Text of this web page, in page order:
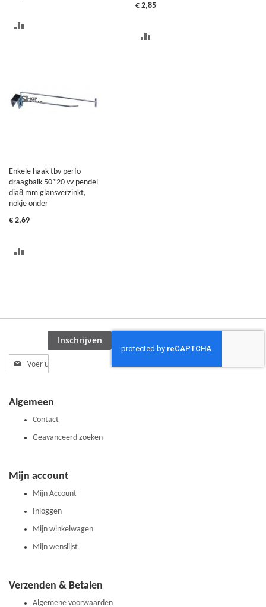
€ 2,85
Enkele haak tbv perfo
draagbalk 50*20 vv pendel
dia8 mm glansverzinkt,
nokje onder
€ 2,69
Abonneer
u
nieuwsbrief
Inschrijven
Algemeen
Contact
Geavanceerd zoeken
Mijn account
Mijn Account
Inloggen
Mijn winkelwagen
Mijn wenslijst
Verzenden & Betalen
Algemene voorwaarden